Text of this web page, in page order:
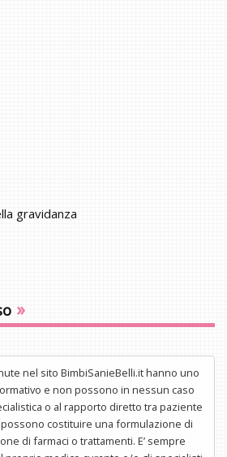
gravidanza
»
nel sito BimbiSanieBelli.it hanno uno
e non possono in nessun caso
o al rapporto diretto tra paziente
costituire una formulazione di
di farmaci o trattamenti. E’ sempre